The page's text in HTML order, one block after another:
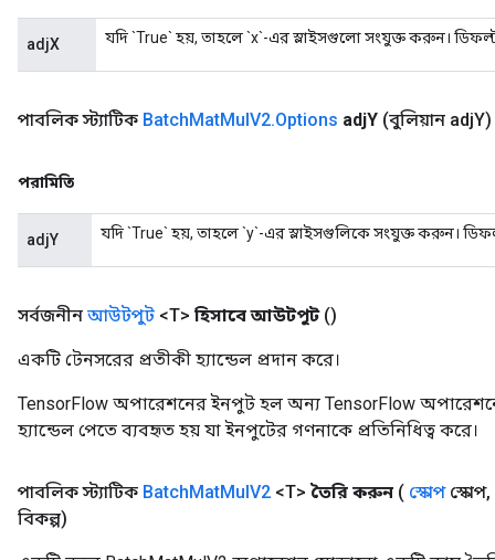
adjX যদি `True` হয়, তাহলে `x`-এর স্লাইসগুলো সংযুক্ত করুন।
পাবলিক স্ট্যাটিক BatchMatMulV2.Options adjY (বুলিয়ান adjY)
পরামিতি
adjY যদি `True` হয়, তাহলে `y`-এর স্লাইসগুলিকে সংযুক্ত করুন।
সর্বজনীন আউটপুট <T> হিসাবে আউটপুট ()
একটি টেনসরের প্রতীকী হ্যান্ডেল প্রদান করে।
TensorFlow অপারেশনের ইনপুট হল অন্য TensorFlow
হ্যান্ডেল পেতে ব্যবহৃত হয় যা ইনপুটের গণনাকে প্রতিনিধিত্ব করে।
পাবলিক স্ট্যাটিক BatchMatMulV2 <T> তৈরি করুন ( স্কোপস্কোপ,
বিকল্প)